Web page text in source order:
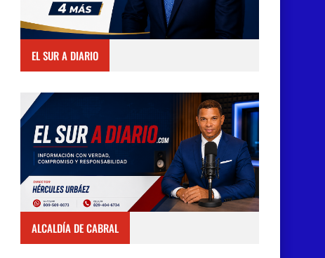
EL SUR A DIARIO
ALCALDÍA DE CABRAL